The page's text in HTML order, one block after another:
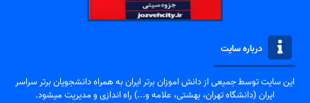
درباره سایت
این سایت توسط جمیعی از دانش اموزان برتر ایران به همراه دانشجویان برتر سراسر
ایران (دانشگاه تهران، بهشتی، علامه و...) راه اندازی و مدیریت میشود.